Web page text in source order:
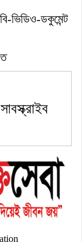
ভিডিও-ডকুমেন্ট